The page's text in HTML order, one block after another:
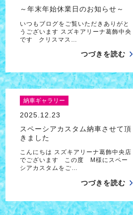
～年末年始休業日のお知らせ～
いつもブログをご覧いただきありがと
うございます スズキアリーナ葛飾中央
です クリスマス…
つづきを読む
納車ギャラリー
2025.12.23
スペーシアカスタム納車させて頂
きました
こんにちは スズキアリーナ葛飾中央店
でございます この度 M様にスペー
シアカスタムをご…
つづきを読む